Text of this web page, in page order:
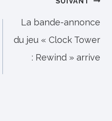
La bande-annonce
du jeu « Clock Tower
: Rewind » arrive